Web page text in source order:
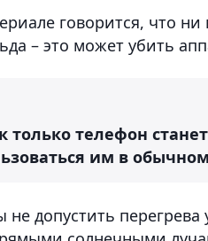
говорится, что
– это может убить
только телефон
им в
не допустить